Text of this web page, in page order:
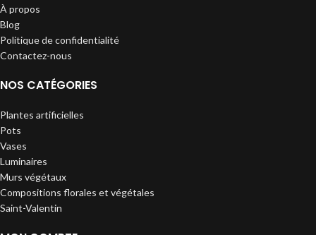
À propos
Blog
Politique de confidentialité
Contactez-nous
NOS CATÉGORIES
Plantes artificielles
Pots
Vases
Luminaires
Murs végétaux
Compositions florales et végétales
Saint-Valentin